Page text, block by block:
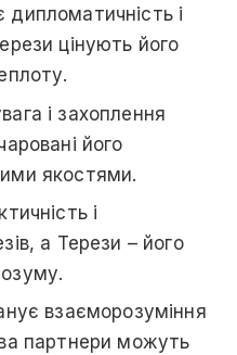
і
цінують його
і захоплення
його
якостями.
і
а Терези – його
взаєморозуміння
партнери можуть